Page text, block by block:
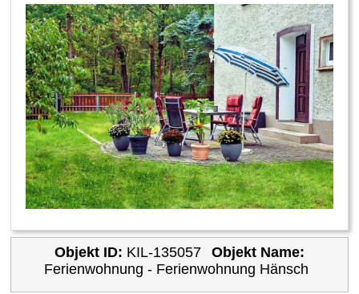
Objekt ID: KIL-135057
Objekt Name:
Ferienwohnung - Ferienwohnung Hänsch